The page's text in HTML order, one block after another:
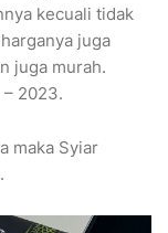
kecuali tidak
juga
juga murah.
2023.
maka Syiar